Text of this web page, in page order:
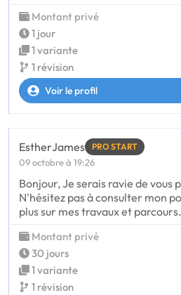
Montant privé
1 jour
1 variante
1 révision
Voir le profil
EstherJames PRO START
09 octobre à 19:26
Bonjour, Je serais ravie de vous
N'hésitez pas à consulter mon
plus sur mes travaux et
Montant privé
30 jours
1 variante
1 révision